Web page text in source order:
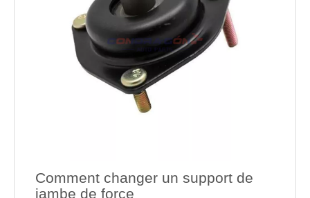
Comment changer un support de
jambe de force